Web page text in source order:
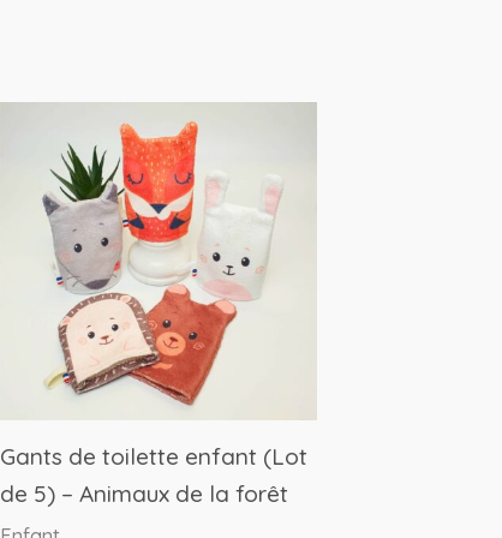
Gants de toilette enfant (Lot
de 5) – Animaux de la forêt